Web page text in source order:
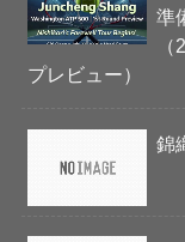
準
プレビュー）
錦